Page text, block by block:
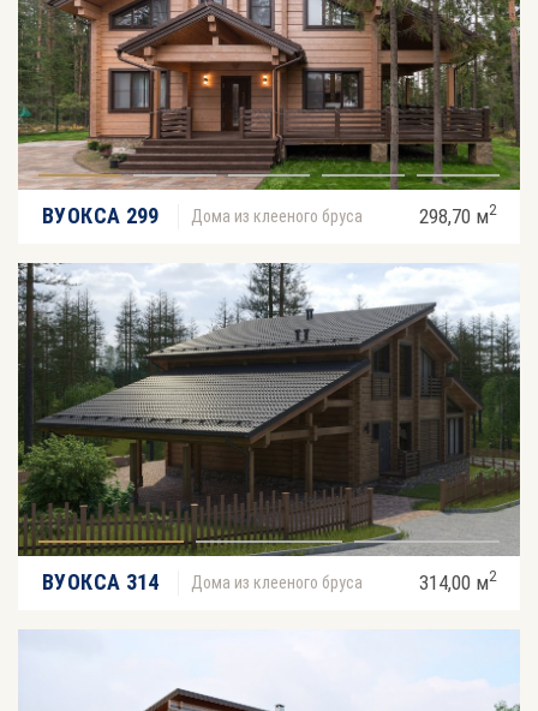
ВУОКСА 299 Дома из клееного бруса 298,70 м2
ВУОКСА 314 Дома из клееного бруса 314,00 м2